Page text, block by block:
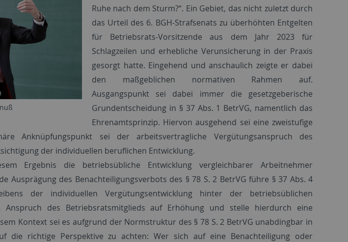
Ruhe nach dem Sturm?“. Ein Gebiet, das nicht zuletzt durch
das Urteil des 6. BGH-Strafsenats zu überhöhten Entgelten
für Betriebsrats-Vorsitzende aus dem Jahr 2023 für
Schlagzeilen und erhebliche Verunsicherung in der Praxis
gesorgt hatte. Eingehend und anschaulich zeigte er dabei
den maßgeblichen normativen Rahmen auf.
Ausgangspunkt sei dabei immer die gesetzgeberische
Grundentscheidung in § 37 Abs. 1 BetrVG, namentlich das
Ehrenamtsprinzip. Hiervon ausgehend sei eine zweistufige
Anknüpfungspunkt sei der arbeitsvertragliche Vergütungsanspruch des
der individuellen beruflichen Entwicklung.
Ergebnis die betriebsübliche Entwicklung vergleichbarer Arbeitnehmer
Ausprägung des Benachteiligungsverbots des § 78 S. 2 BetrVG führe § 37 Abs. 4
der individuellen Vergütungsentwicklung hinter der betriebsüblichen
Anspruch des Betriebsratsmitglieds auf Erhöhung und stelle hierdurch eine
Kontext sei es aufgrund der Normstruktur des § 78 S. 2 BetrVG unabdingbar in
die richtige Perspektive zu achten: Wer sich auf eine Benachteiligung oder